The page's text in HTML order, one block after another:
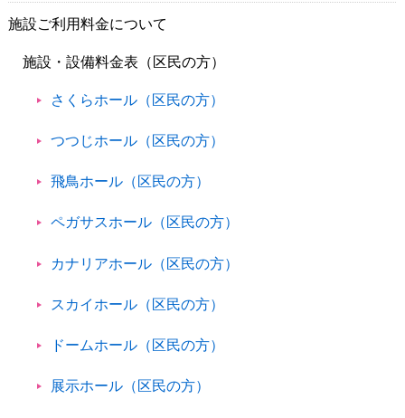
施設ご利用料金について
施設・設備料金表（区民の方）
さくらホール（区民の方）
つつじホール（区民の方）
飛鳥ホール（区民の方）
ペガサスホール（区民の方）
カナリアホール（区民の方）
スカイホール（区民の方）
ドームホール（区民の方）
展示ホール（区民の方）